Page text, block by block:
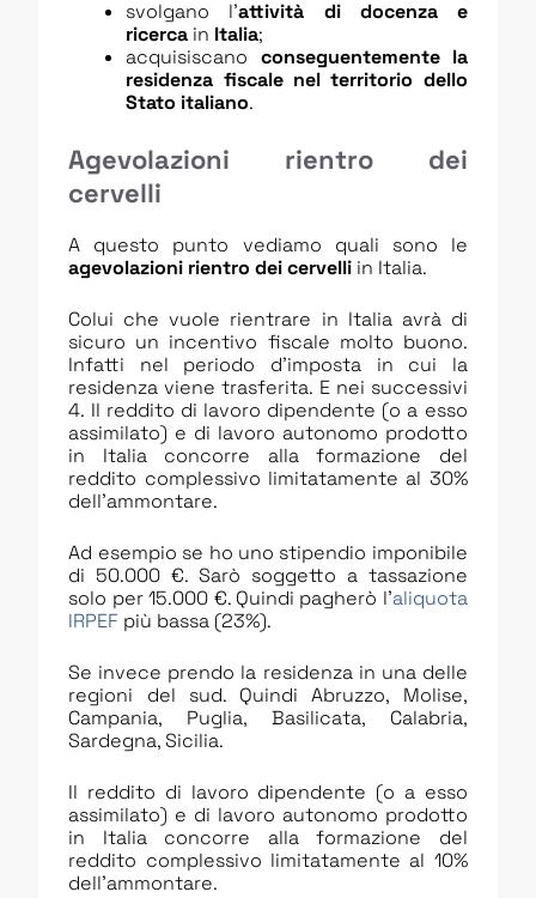
svolgano l’attività di docenza e
ricerca in Italia;
acquisiscano conseguentemente la
residenza fiscale nel territorio dello
Stato italiano.
Agevolazioni rientro dei
cervelli
A questo punto vediamo quali sono le
agevolazioni rientro dei cervelli in Italia.
Colui che vuole rientrare in Italia avrà di
sicuro un incentivo fiscale molto buono.
Infatti nel periodo d’imposta in cui la
residenza viene trasferita. E nei successivi
4. Il reddito di lavoro dipendente (o a esso
assimilato) e di lavoro autonomo prodotto
in Italia concorre alla formazione del
reddito complessivo limitatamente al 30%
dell’ammontare.
Ad esempio se ho uno stipendio imponibile
di 50.000 €. Sarò soggetto a tassazione
solo per 15.000 €. Quindi pagherò l’aliquota
IRPEF più bassa (23%).
Se invece prendo la residenza in una delle
regioni del sud. Quindi Abruzzo, Molise,
Campania, Puglia, Basilicata, Calabria,
Sardegna, Sicilia.
Il reddito di lavoro dipendente (o a esso
assimilato) e di lavoro autonomo prodotto
in Italia concorre alla formazione del
reddito complessivo limitatamente al 10%
dell’ammontare.